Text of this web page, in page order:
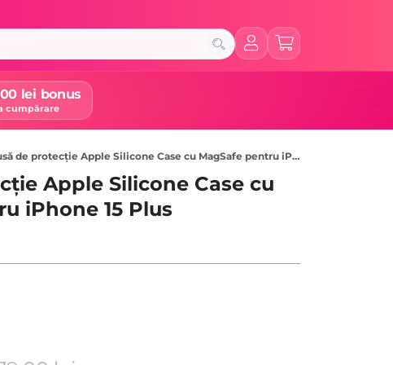
lei bonus
cumpărare
de protecție Apple Silicone Case cu MagSafe pentru iPhone 15 Plus, Guava
Apple Silicone Case cu
iPhone 15 Plus